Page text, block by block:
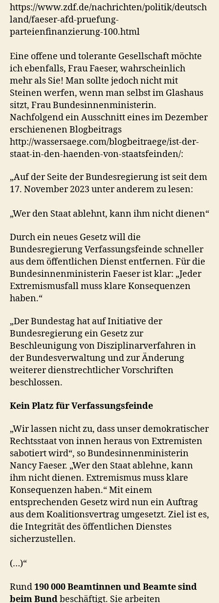
https://www.zdf.de/nachrichten/politik/deutsch
land/faeser-afd-pruefung-
parteienfinanzierung-100.html
Eine offene und tolerante Gesellschaft möchte
ich ebenfalls, Frau Faeser, wahrscheinlich
mehr als Sie! Man sollte jedoch nicht mit
Steinen werfen, wenn man selbst im Glashaus
sitzt, Frau Bundesinnenministerin.
Nachfolgend ein Ausschnitt eines im Dezember
erschienenen Blogbeitrags
http://wassersaege.com/blogbeitraege/ist-der-
staat-in-den-haenden-von-staatsfeinden/:
„Auf der Seite der Bundesregierung ist seit dem
17. November 2023 unter anderem zu lesen:
„Wer den Staat ablehnt, kann ihm nicht dienen“
Durch ein neues Gesetz will die
Bundesregierung Verfassungsfeinde schneller
aus dem öffentlichen Dienst entfernen. Für die
Bundesinnenministerin Faeser ist klar: „Jeder
Extremismusfall muss klare Konsequenzen
haben.“
„Der Bundestag hat auf Initiative der
Bundesregierung ein Gesetz zur
Beschleunigung von Disziplinarverfahren in
der Bundesverwaltung und zur Änderung
weiterer dienstrechtlicher Vorschriften
beschlossen.
Kein Platz für Verfassungsfeinde
„Wir lassen nicht zu, dass unser demokratischer
Rechtsstaat von innen heraus von Extremisten
sabotiert wird“, so Bundesinnenministerin
Nancy Faeser. „Wer den Staat ablehne, kann
ihm nicht dienen. Extremismus muss klare
Konsequenzen haben.“ Mit einem
entsprechenden Gesetz wird nun ein Auftrag
aus dem Koalitionsvertrag umgesetzt. Ziel ist es,
die Integrität des öffentlichen Dienstes
sicherzustellen.
(…)“
Rund190 000 Beamtinnen und Beamte sind
beim Bundbeschäftigt. Sie arbeiten